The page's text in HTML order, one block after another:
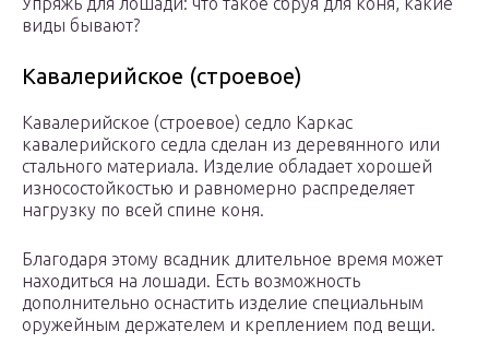
виды бывают?
Кавалерийское (строевое)
Кавалерийское (строевое) седло Каркас
кавалерийского седла сделан из деревянного или
стального материала. Изделие обладает хорошей
износостойкостью и равномерно распределяет
нагрузку по всей спине коня.
Благодаря этому всадник длительное время может
находиться на лошади. Есть возможность
дополнительно оснастить изделие специальным
оружейным держателем и креплением под вещи.